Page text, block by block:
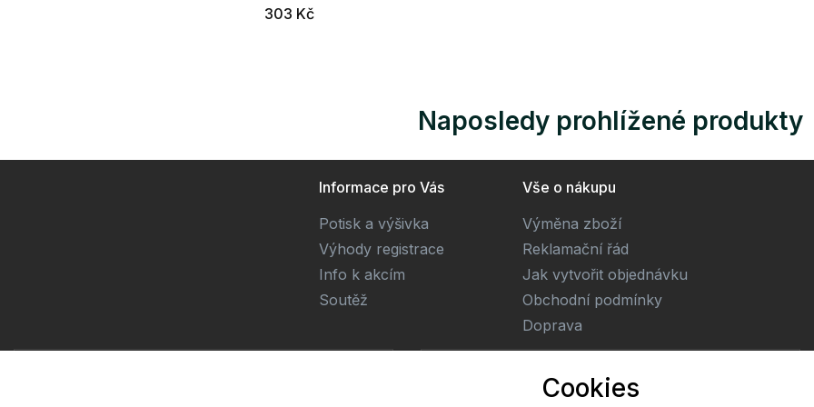
303 Kč
Naposledy prohlížené produkty
Informace pro Vás
Potisk a výšivka
Výhody registrace
Info k akcím
Soutěž
Vše o nákupu
Výměna zboží
Reklamační řád
Jak vytvořit objednávku
Obchodní podmínky
Doprava
E-mailCookies